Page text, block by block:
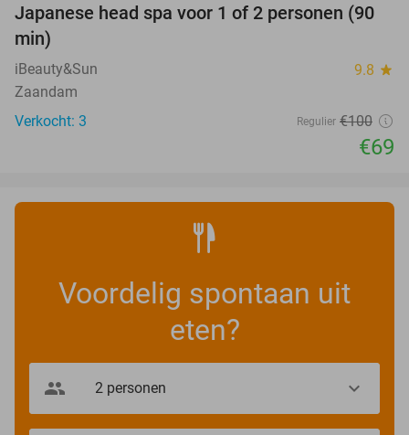
31%
Japanese head spa voor 1 of 2 personen (90
min)
iBeauty&Sun 9.8 star
Zaandam
Verkocht: 3
Regulier €100
€69
Voordelig spontaan uit
eten?